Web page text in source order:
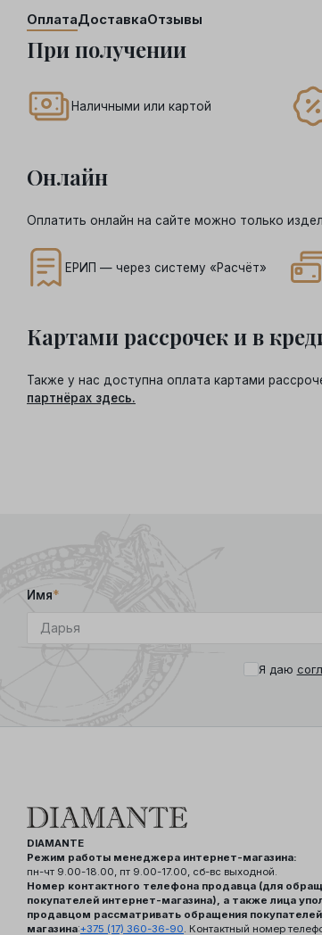
Оплата
При получении
Наличными или картой
Онлайн
Оплатить онлайн на сайте можно только
ЕРИП — через систему «Расчёт»
Картами рассрочек и в
Также у нас доступна оплата картами
партнёрах здесь.
ДоставкаОтзывы
Имя*
Я даю
DIAMANTE
Режим работы менеджера интернет-магазина:
пн-чт 9.00-18.00, пт 9.00-17.00, сб-вс выходной.
Номер контактного телефона продавца (для
покупателей интернет-магазина), а также лица
продавцом рассматривать обращения
магазина:+375 (17) 360-36-90 . Контактный номер